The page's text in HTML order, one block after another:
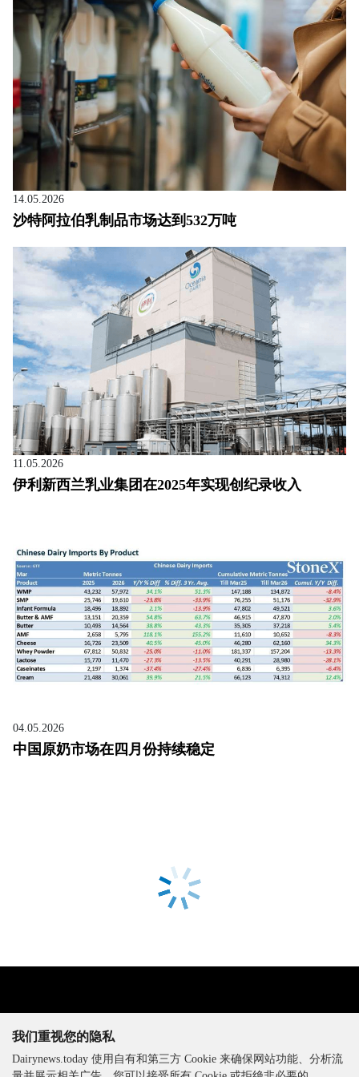
14.05.2026
沙特阿拉伯乳制品市场达到532万吨
11.05.2026
伊利新西兰乳业集团在2025年实现创纪录收入
04.05.2026
中国原奶市场在四月份持续稳定
我们重视您的隐私
Dairynews.today 使用自有和第三方 Cookie 来确保网站功能、分析流